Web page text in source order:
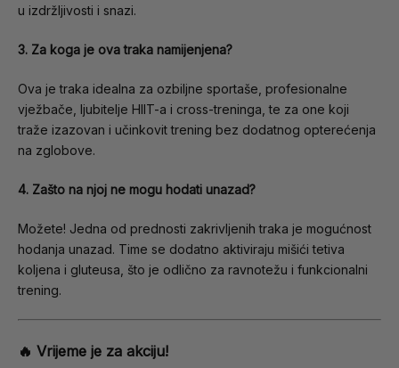
u izdržljivosti i snazi.
3. Za koga je ova traka namijenjena?
Ova je traka idealna za ozbiljne sportaše, profesionalne
vježbače, ljubitelje HIIT-a i cross-treninga, te za one koji
traže izazovan i učinkovit trening bez dodatnog opterećenja
na zglobove.
4. Zašto na njoj ne mogu hodati unazad?
Možete! Jedna od prednosti zakrivljenih traka je mogućnost
hodanja unazad. Time se dodatno aktiviraju mišići tetiva
koljena i gluteusa, što je odlično za ravnotežu i funkcionalni
trening.
🔥 Vrijeme je za akciju!